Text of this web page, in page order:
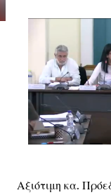
Αξιότιμη κα.